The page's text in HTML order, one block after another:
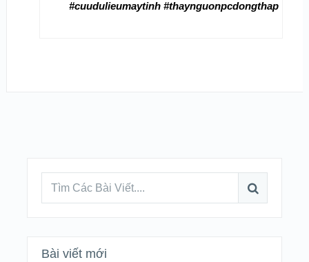
#cuudulieumaytinh #thaynguonpcdongthap
Bài viết mới